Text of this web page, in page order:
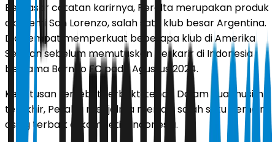
Berdasar catatan karirnya, Peralta merupakan produk
akademi San Lorenzo, salah satu klub besar Argentina.
Dia sempat memperkuat beberapa klub di Amerika
Selatan sebelum memutuskan berkarir di Indonesia
bersama Borneo FC pada Agustus 2024.
Keputusan tersebut terbukti tepat. Dalam dua musim
terakhir, Peralta menjelma menjadi salah satu pemain
asing terbaik di kompetisi Indonesia.